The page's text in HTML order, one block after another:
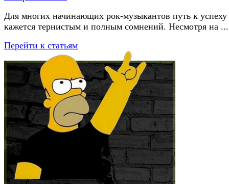
Для многих начинающих рок-музыкантов путь к успеху
кажется тернистым и полным сомнений. Несмотря на ...
Перейти к статьям